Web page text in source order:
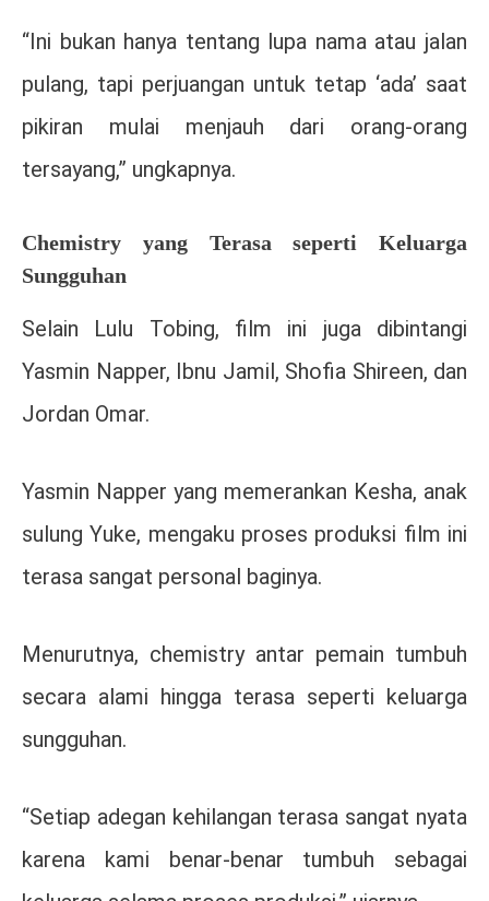
“Ini bukan hanya tentang lupa nama atau jalan
pulang, tapi perjuangan untuk tetap ‘ada’ saat
pikiran mulai menjauh dari orang-orang
tersayang,” ungkapnya.
Chemistry yang Terasa seperti Keluarga
Sungguhan
Selain Lulu Tobing, film ini juga dibintangi
Yasmin Napper, Ibnu Jamil, Shofia Shireen, dan
Jordan Omar.
Yasmin Napper yang memerankan Kesha, anak
sulung Yuke, mengaku proses produksi film ini
terasa sangat personal baginya.
Menurutnya, chemistry antar pemain tumbuh
secara alami hingga terasa seperti keluarga
sungguhan.
“Setiap adegan kehilangan terasa sangat nyata
karena kami benar-benar tumbuh sebagai